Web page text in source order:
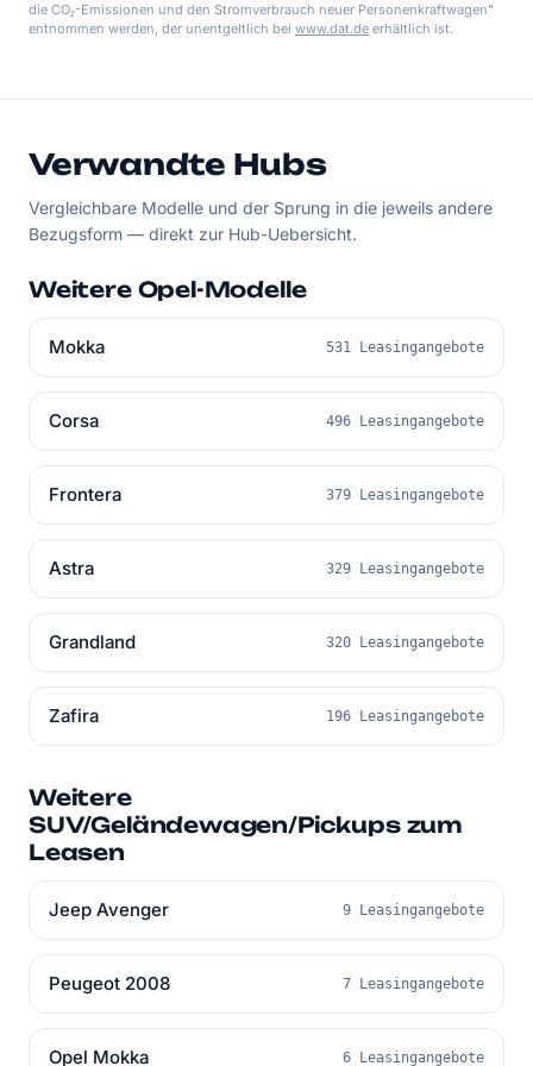
die CO₂-Emissionen und den Stromverbrauch neuer Personenkraftwagen"
entnommen werden, der unentgeltlich bei www.dat.de erhältlich ist.
Verwandte Hubs
Vergleichbare Modelle und der Sprung in die jeweils andere
Bezugsform — direkt zur Hub-Uebersicht.
Weitere Opel-Modelle
Mokka 531 Leasingangebote
Corsa 496 Leasingangebote
Frontera 379 Leasingangebote
Astra 329 Leasingangebote
Grandland 320 Leasingangebote
Zafira 196 Leasingangebote
Weitere
SUV/Geländewagen/Pickups zum
Leasen
Jeep Avenger 9 Leasingangebote
Peugeot 2008 7 Leasingangebote
Opel Mokka 6 Leasingangebote